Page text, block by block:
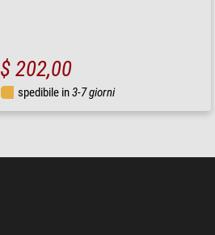
$ 202,00
spedibile in3-7 giorni